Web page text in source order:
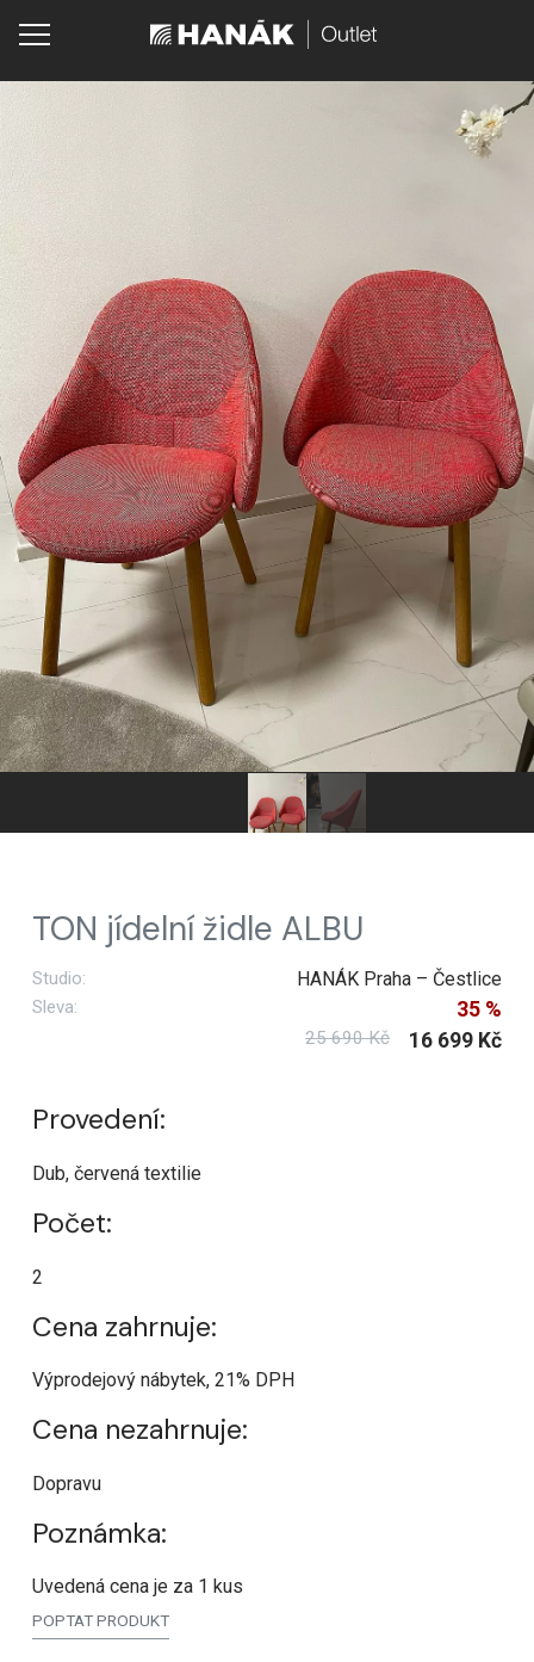
TON jídelní židle ALBU
Studio: HANÁK Praha – Čestlice
Sleva: 35 %
25 690 Kč 16 699 Kč
Provedení:
Dub, červená textilie
Počet:
2
Cena zahrnuje:
Výprodejový nábytek, 21% DPH
Cena nezahrnuje:
Dopravu
Poznámka:
Uvedená cena je za 1 kus
POPTAT PRODUKT